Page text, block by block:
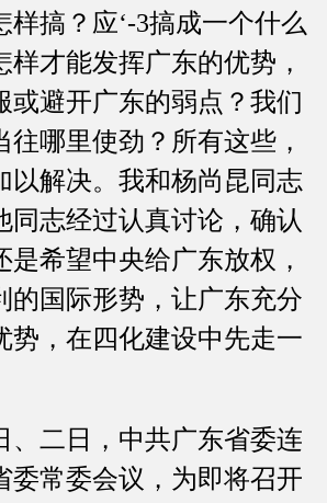
样搞？应‘-3搞成一个什么
样才能发挥广东的优势，
或避开广东的弱点？我们
往哪里使劲？所有这些，
以解决。我和杨尚昆同志
同志经过认真讨论，确认
是希望中央给广东放权，
的国际形势，让广东充分
势，在四化建设中先走一
二日，中共广东省委连
委常委会议，为即将召开